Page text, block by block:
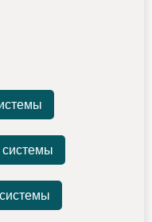
системы